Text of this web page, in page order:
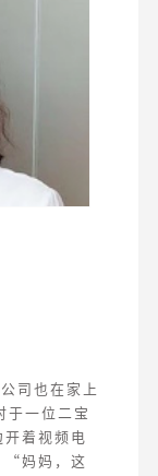
司也在家上
于一位二宝
着视频电
“妈妈，这